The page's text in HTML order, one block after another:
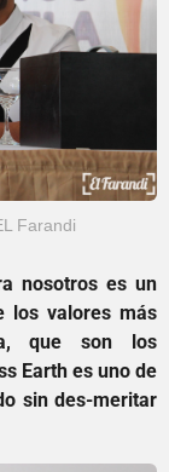
Farandi
nosotros es un
los valores más
que son los
Earth es uno de
sin des-meritar